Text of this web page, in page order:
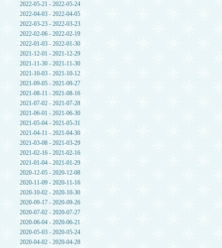
2022-05-21 - 2022-05-24
2022-04-03 - 2022-04-05
2022-03-23 - 2022-03-23
2022-02-06 - 2022-02-19
2022-01-03 - 2022-01-30
2021-12-01 - 2021-12-29
2021-11-30 - 2021-11-30
2021-10-03 - 2021-10-12
2021-09-05 - 2021-09-27
2021-08-11 - 2021-08-16
2021-07-02 - 2021-07-28
2021-06-01 - 2021-06-30
2021-05-04 - 2021-05-31
2021-04-11 - 2021-04-30
2021-03-08 - 2021-03-29
2021-02-16 - 2021-02-16
2021-01-04 - 2021-01-29
2020-12-05 - 2020-12-08
2020-11-09 - 2020-11-16
2020-10-02 - 2020-10-30
2020-09-17 - 2020-09-26
2020-07-02 - 2020-07-27
2020-06-04 - 2020-06-21
2020-05-03 - 2020-05-24
2020-04-02 - 2020-04-28